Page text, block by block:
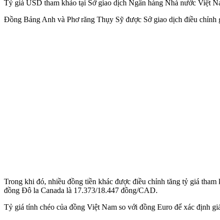
Tỷ giá USD tham khảo tại Sở giao dịch Ngân hàng Nhà nước Việt
Đồng Bảng Anh và Phơ răng Thụy Sỹ được Sở giao dịch điều
Trong khi đó, nhiều đồng tiền khác được điều chỉnh tăng tỷ giá
đồng Đô la Canada là 17.373/18.447 đồng/CAD.
Tỷ giá tính chéo của đồng Việt Nam so với đồng Euro để xác định